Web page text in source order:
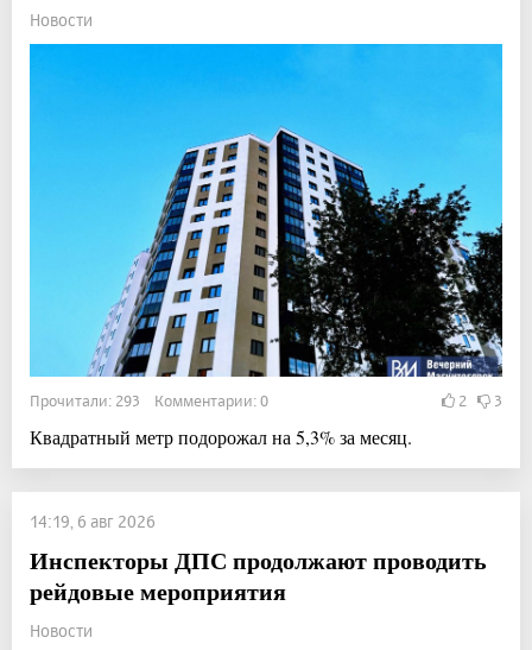
Новости
Прочитали: 293 Комментарии: 0 2 3
Квадратный метр подорожал на 5,3% за месяц.
14:19, 6 авг 2026
Инспекторы ДПС продолжают проводить
рейдовые мероприятия
Новости